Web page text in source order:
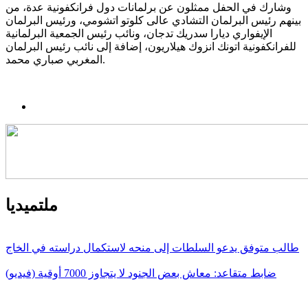
وشارك في الحفل ممثلون عن برلمانات دول فرانكفونية عدة، من
بينهم رئيس البرلمان التشادي عالى كلوتو اتشومي، ورئيس البرلمان
الإيفواري ديارا سدريك تدجان، ونائب رئيس الجمعية البرلمانية
للفرانكفونية اتونك انزوك هيلاريون، إضافة إلى نائب رئيس البرلمان
المغربي صباري محمد.
ملتميديا
طالب متوفق يدعو السلطات إلى منحه لاستكمال دراسته في الخاج
ضابط متقاعد: معاش بعض الجنود لا يتجاوز 7000 أوقية (فيديو)